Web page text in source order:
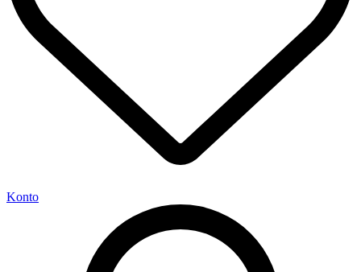
Konto